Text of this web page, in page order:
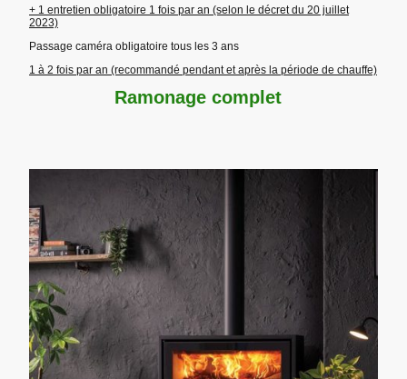
+ 1 entretien obligatoire 1 fois par an (selon le décret du 20 juillet
2023)
Passage caméra obligatoire tous les 3 ans
1 à 2 fois par an (recommandé pendant et après la période de chauffe)
Ramonage complet